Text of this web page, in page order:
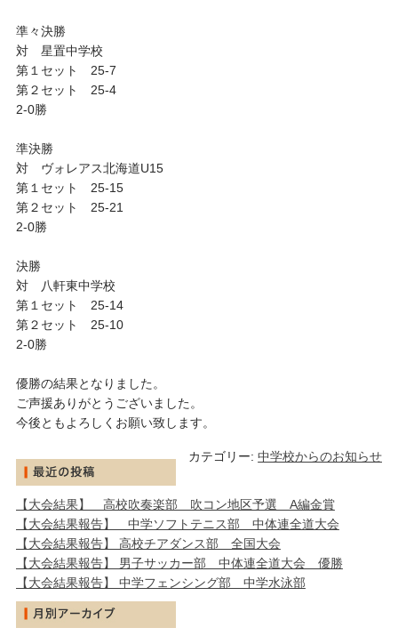
準々決勝
対 星置中学校
第１セット 25-7
第２セット 25-4
2-0勝
準決勝
対 ヴォレアス北海道U15
第１セット 25-15
第２セット 25-21
2-0勝
決勝
対 八軒東中学校
第１セット 25-14
第２セット 25-10
2-0勝
優勝の結果となりました。
ご声援ありがとうございました。
今後ともよろしくお願い致します。
カテゴリー:中学校からのお知らせ
【大会結果】 高校吹奏楽部 吹コン地区予選 A編金賞
【大会結果報告】 中学ソフトテニス部 中体連全道大会
【大会結果報告】 高校チアダンス部 全国大会
【大会結果報告】 男子サッカー部 中体連全道大会 優勝
【大会結果報告】 中学フェンシング部 中学水泳部